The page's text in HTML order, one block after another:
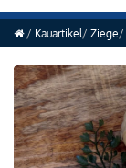
Kauartikel Ziege